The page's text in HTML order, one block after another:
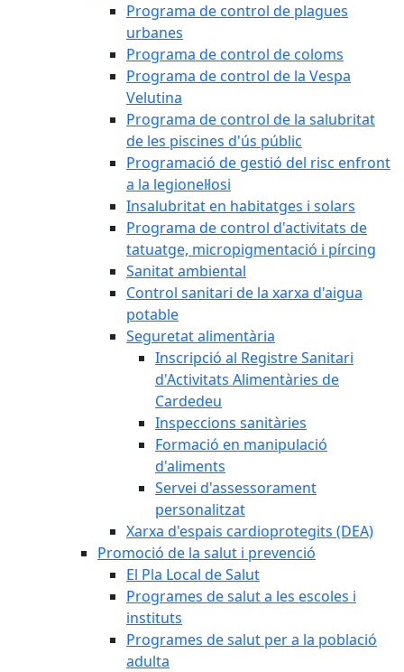
Programa de control de plagues
urbanes
Programa de control de coloms
Programa de control de la Vespa
Velutina
Programa de control de la salubritat
de les piscines d'ús públic
Programació de gestió del risc enfront
a la legionel·losi
Insalubritat en habitatges i solars
Programa de control d'activitats de
tatuatge, micropigmentació i pírcing
Sanitat ambiental
Control sanitari de la xarxa d'aigua
potable
Seguretat alimentària
Inscripció al Registre Sanitari
d'Activitats Alimentàries de
Cardedeu
Inspeccions sanitàries
Formació en manipulació
d'aliments
Servei d'assessorament
personalitzat
Xarxa d'espais cardioprotegits (DEA)
Promoció de la salut i prevenció
El Pla Local de Salut
Programes de salut a les escoles i
instituts
Programes de salut per a la població
adulta